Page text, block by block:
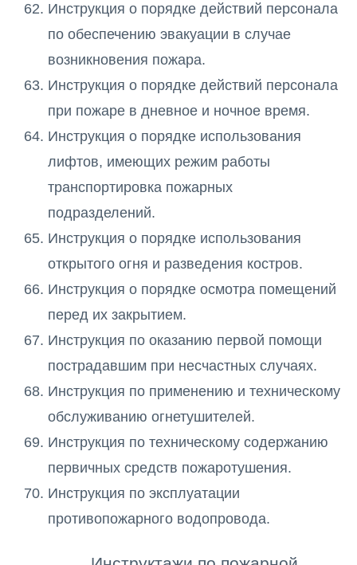
Инструкция о порядке действий персонала
по обеспечению эвакуации в случае
возникновения пожара.
Инструкция о порядке действий персонала
при пожаре в дневное и ночное время.
Инструкция о порядке использования
лифтов, имеющих режим работы
транспортировка пожарных
подразделений.
Инструкция о порядке использования
открытого огня и разведения костров.
Инструкция о порядке осмотра помещений
перед их закрытием.
Инструкция по оказанию первой помощи
пострадавшим при несчастных случаях.
Инструкция по применению и техническому
обслуживанию огнетушителей.
Инструкция по техническому содержанию
первичных средств пожаротушения.
Инструкция по эксплуатации
противопожарного водопровода.